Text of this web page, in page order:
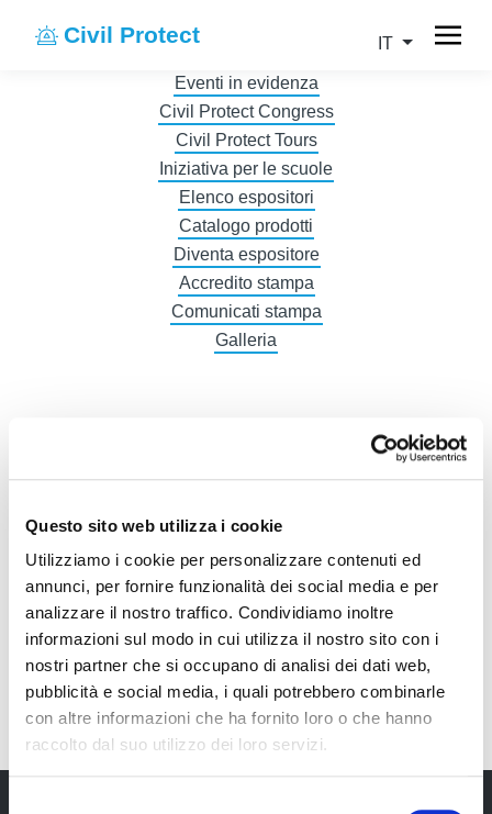
Questo sito web utilizza i cookie
Utilizziamo i cookie per personalizzare contenuti ed
annunci, per fornire funzionalità dei social media e per
analizzare il nostro traffico. Condividiamo inoltre
informazioni sul modo in cui utilizza il nostro sito con i
nostri partner che si occupano di analisi dei dati web,
pubblicità e social media, i quali potrebbero combinarle
con altre informazioni che ha fornito loro o che hanno
raccolto dal suo utilizzo dei loro servizi.
Civil Protect IT
Eventi in evidenza
Civil Protect Congress
Civil Protect Tours
Iniziativa per le scuole
Elenco espositori
Catalogo prodotti
Diventa espositore
Accredito stampa
Comunicati stampa
Galleria
IT